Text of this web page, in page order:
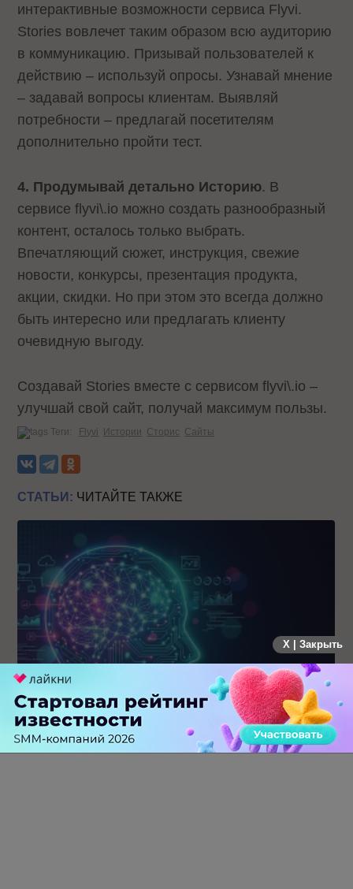
интерактивные возможности сервиса Flyvi.
Stories вовлечет таким образом всю аудиторию
в коммуникацию. Призывай пользователей к
действию – используй опросы. Узнавай мнение
– задавай вопросы клиентам. Выявляй
потребности – предлагай посетителям
дополнительно пройти тест.
4. Продумывай детально Историю. В
сервисе flyvi\.io можно создать разнообразный
контент, осталось только выбрать.
Впечатляющий сюжет, инструкция, свежие
новости, конкурсы, презентация продукта,
акции, скидки. Но при этом это всегда должно
быть интересно или предлагать клиенту
очевидную выгоду.
Создавай Stories вместе с сервисом flyvi\.io –
улучшай свой сайт, получай максимум пользы.
Теги: Flyvi Истории Сторис Сайты
СТАТЬИ: ЧИТАЙТЕ ТАКЖЕ
После SEO начинается новая гонка. Почему AI Velocity
может стать главным KPI бизнеса в ближайшие пять лет
X | Закрыть